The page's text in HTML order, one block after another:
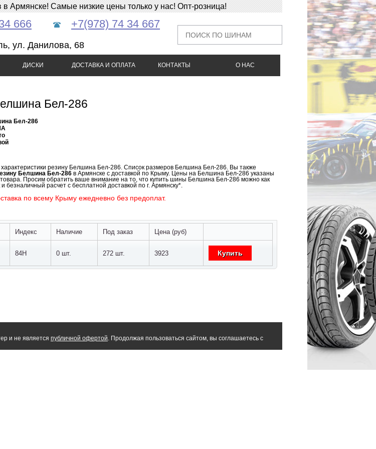
Самые низкие цены только у нас! Опт-розница!
666 +7(978) 74 34 667
ул. Данилова, 68
ДИСКИ ДОСТАВКА И ОПЛАТА КОНТАКТЫ О НАС
Бел-286
Бел-286
резину Белшина Бел-286. Список размеров Белшина Бел-286. Вы также
Белшина Бел-286 в Армянске с доставкой по Крыму. Цены на Белшина Бел-286 указаны
Просим обратить ваше внимание на то, что купить шины Белшина Бел-286 можно как
безналичный расчет с бесплатной доставкой по г. Армянску*.
по всему Крыму ежедневно без предоплат.
Индекс Наличие Под заказ Цена (руб)
84H 0 шт. 272 шт. 3923 Купить
и не является публичной офертой. Продолжая пользоваться сайтом, вы соглашаетесь с